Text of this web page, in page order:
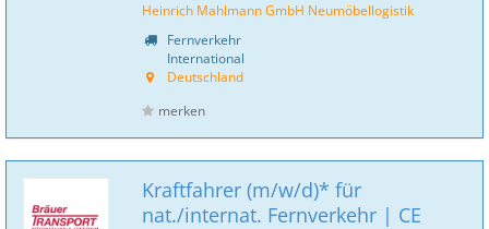
Heinrich Mahlmann GmbH Neumöbellogistik
Fernverkehr
International
Deutschland
merken
Kraftfahrer (m/w/d)* für
nat./internat. Fernverkehr | CE